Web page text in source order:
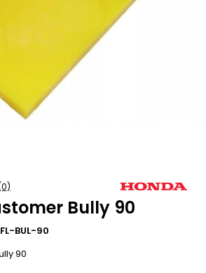
Bully 90
BUL-90
90